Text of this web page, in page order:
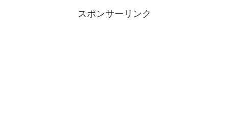
スポンサーリンク